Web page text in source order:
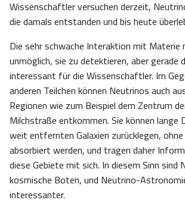
Wissenschaftler versuchen derzeit,
die damals entstanden und bis heute
Die sehr schwache Interaktion mit
unmöglich, sie zu detektieren, aber gerade
interessant für die Wissenschaftler. Im
anderen Teilchen können Neutrinos auch
Regionen wie zum Beispiel dem Zentrum
Milchstraße entkommen. Sie können lange
weit entfernten Galaxien zurücklegen,
absorbiert werden, und tragen daher
diese Gebiete mit sich. In diesem Sinn sind
kosmische Boten, und Neutrino-
interessanter.